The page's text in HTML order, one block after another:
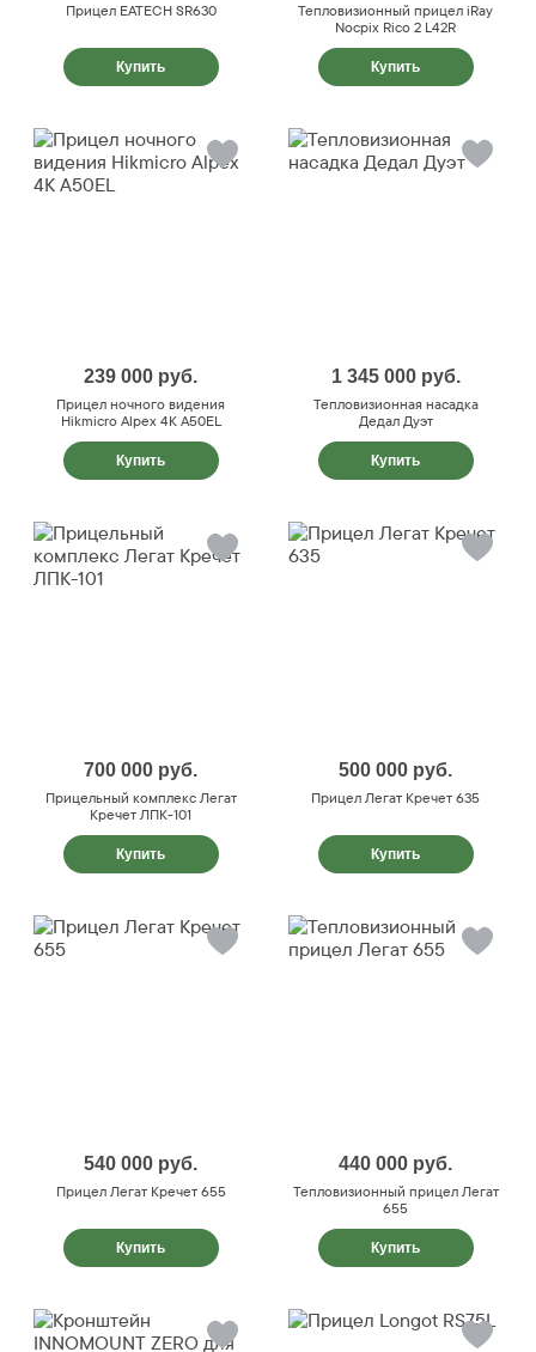
Прицел EATECH SR630
Купить
Тепловизионный прицел iRay
Nocpix Rico 2 L42R
Купить
239 000 руб.
Прицел ночного видения
Hikmicro Alpex 4K A50EL
Купить
1 345 000 руб.
Тепловизионная насадка
Дедал Дуэт
Купить
700 000 руб.
Прицельный комплекс Легат
Кречет ЛПК-101
Купить
500 000 руб.
Прицел Легат Кречет 635
Купить
540 000 руб.
Прицел Легат Кречет 655
Купить
440 000 руб.
Тепловизионный прицел Легат
655
Купить